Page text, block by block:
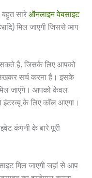
सारे ऑनलाइन वेबसाइट
मिल जाएगी जिससे आप
है, जिसके लिए आपको
सर्च करना है। इसके
जाएंगे। आपको केवल
के लिए कॉल आएगा।
कंपनी के बारे पूरी
मिल जाएगी जहां से आप